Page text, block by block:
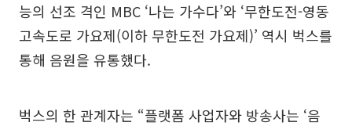
능의 선조 격인 MBC ‘나는 가수다’와 ‘무한도전-영동
고속도로 가요제(이하 무한도전 가요제)’ 역시 벅스를
통해 음원을 유통했다.
벅스의 한 관계자는 “플랫폼 사업자와 방송사는 ‘음